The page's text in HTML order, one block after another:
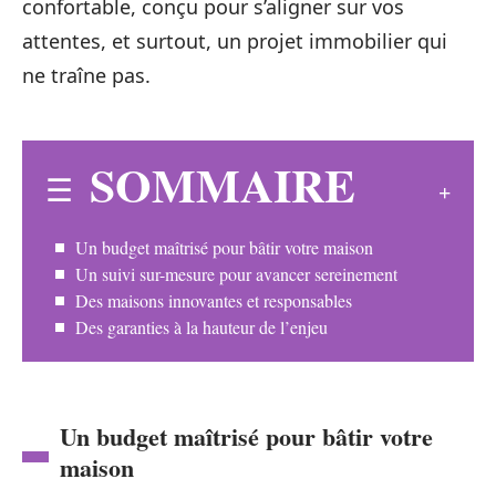
confortable, conçu pour s’aligner sur vos
attentes, et surtout, un projet immobilier qui
ne traîne pas.
SOMMAIRE
Un budget maîtrisé pour bâtir votre maison
Un suivi sur-mesure pour avancer sereinement
Des maisons innovantes et responsables
Des garanties à la hauteur de l’enjeu
Un budget maîtrisé pour bâtir votre
maison